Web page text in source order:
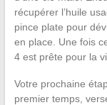
récupérer l’huile
pince plate pour
en place. Une fois
4 est prête pour la
Votre prochaine
premier temps,